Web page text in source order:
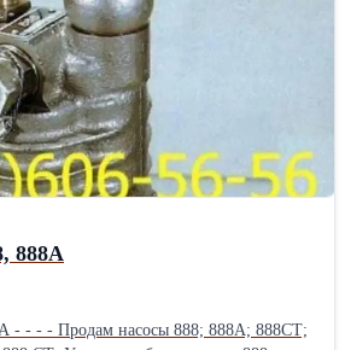
1; 8д2.966.022-7; свечи
2 и зип к ним;
8д2.966.034-
6;
888А